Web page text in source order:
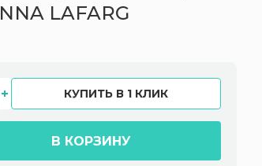
LAFARG
КУПИТЬ В 1 КЛИК
В КОРЗИНУ